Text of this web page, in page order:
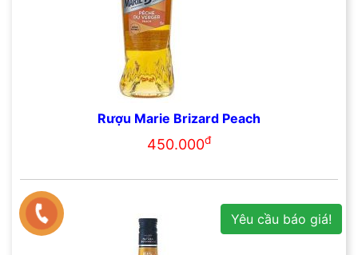
Rượu Marie Brizard Peach
450.000đ
Yêu cầu báo giá!